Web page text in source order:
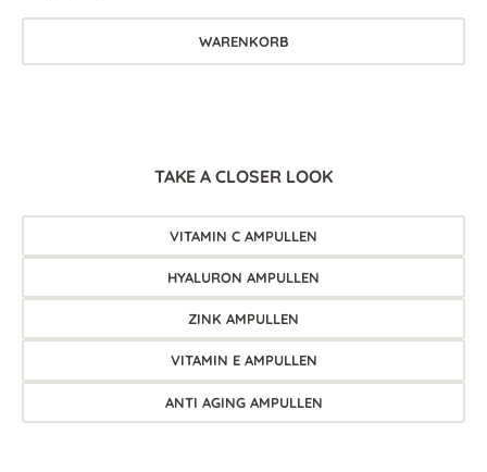
WARENKORB
TAKE A CLOSER LOOK
VITAMIN C AMPULLEN
HYALURON AMPULLEN
ZINK AMPULLEN
VITAMIN E AMPULLEN
ANTI AGING AMPULLEN